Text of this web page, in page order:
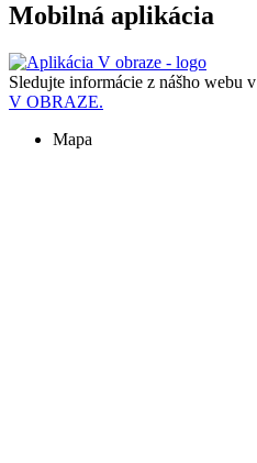
Mobilná aplikácia
Sledujte informácie z nášho webu v
V OBRAZE.
Mapa